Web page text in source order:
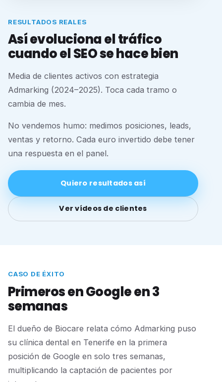
RESULTADOS REALES
Así evoluciona el tráfico
cuando el SEO se hace bien
Media de clientes activos con estrategia
Admarking (2024–2025). Toca cada tramo o
cambia de mes.
No vendemos humo: medimos posiciones, leads,
ventas y retorno. Cada euro invertido debe tener
una respuesta en el panel.
Quiero resultados así
Ver vídeos de clientes
CASO DE ÉXITO
Primeros en Google en 3
semanas
El dueño de Biocare relata cómo Admarking puso
su clínica dental en Tenerife en la primera
posición de Google en solo tres semanas,
multiplicando la captación de pacientes por